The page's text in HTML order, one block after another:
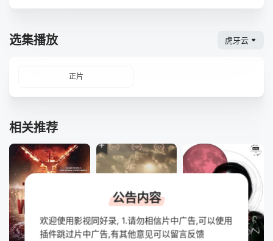
选集播放 虎牙云
正片
相关推荐
公告内容
欢迎使用影视同好录, 1.请勿相信片中广告,可以使用
插件跳过片中广告,有其他意见可以留言反馈